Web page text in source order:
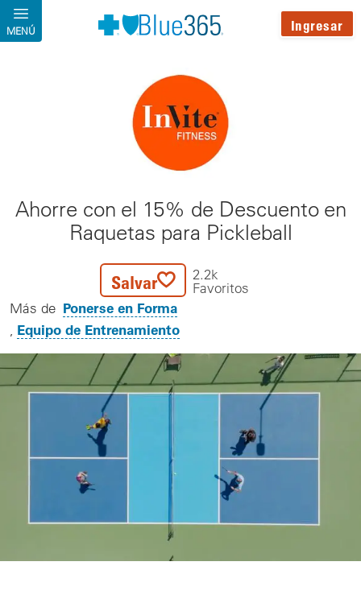
Pasar al contenido principal
MENÚ Ingresar
Ahorre con el 15% de Descuento en
Raquetas para Pickleball
Salvar
2.2k
Favoritos
Más de Ponerse en Forma
Equipo de Entrenamiento